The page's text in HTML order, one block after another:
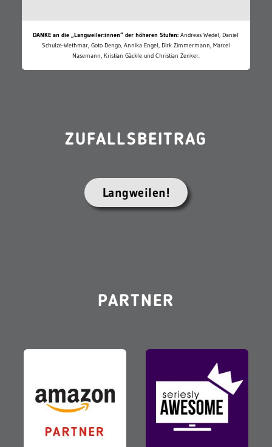
DANKE an die „Langweiler:innen“ der höheren Stufen: Andreas Wedel, Daniel
Schulze-Wethmar, Goto Dengo, Annika Engel, Dirk Zimmermann, Marcel
Nasemann, Kristian Gäckle und Christian Zenker.
ZUFALLSBEITRAG
Langweilen!
PARTNER